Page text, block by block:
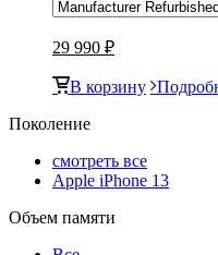
29 990 ₽
В корзину
Поколение
смотреть все
Apple iPhone 13
Объем памяти